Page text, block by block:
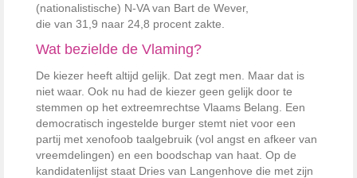
(nationalistische) N-VA van Bart de Wever,
die van 31,9 naar 24,8 procent zakte.
Wat bezielde de Vlaming?
De kiezer heeft altijd gelijk. Dat zegt men. Maar dat is
niet waar. Ook nu had de kiezer geen gelijk door te
stemmen op het extreemrechtse Vlaams Belang. Een
democratisch ingestelde burger stemt niet voor een
partij met xenofoob taalgebruik (vol angst en afkeer van
vreemdelingen) en een boodschap van haat. Op de
kandidatenlijst staat Dries van Langenhove die met zijn